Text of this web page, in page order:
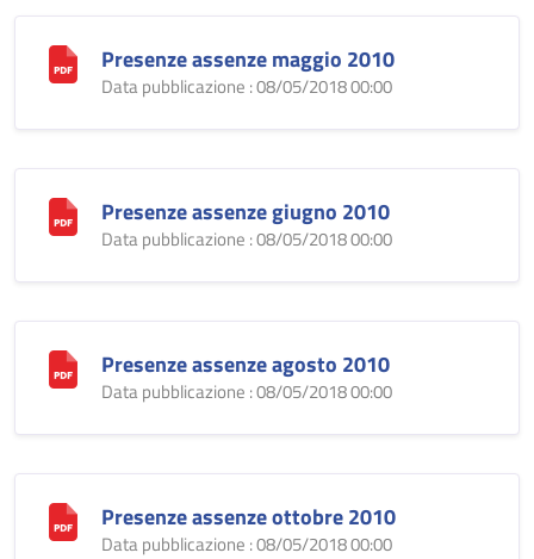
Presenze assenze maggio 2010
Data pubblicazione : 08/05/2018 00:00
Presenze assenze giugno 2010
Data pubblicazione : 08/05/2018 00:00
Presenze assenze agosto 2010
Data pubblicazione : 08/05/2018 00:00
Presenze assenze ottobre 2010
Data pubblicazione : 08/05/2018 00:00